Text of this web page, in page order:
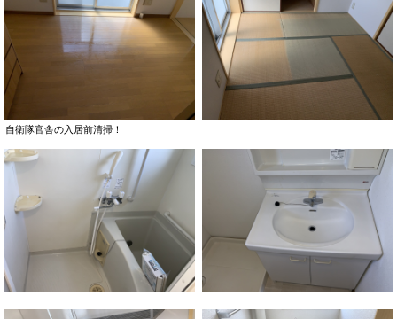
自衛隊官舎の入居前清掃！